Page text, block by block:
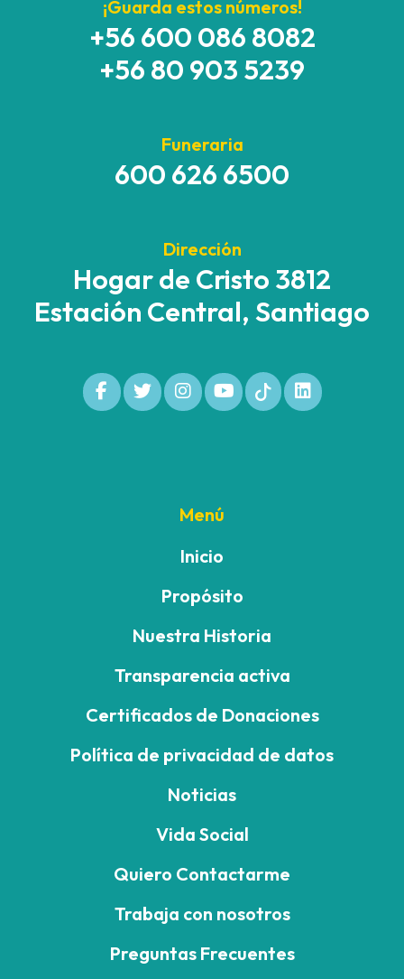
¡Guarda estos números!
+56 600 086 8082
+56 80 903 5239
Funeraria
600 626 6500
Dirección
Hogar de Cristo 3812
Estación Central, Santiago
Menú
Inicio
Propósito
Nuestra Historia
Transparencia activa
Certificados de Donaciones
Política de privacidad de datos
Noticias
Vida Social
Quiero Contactarme
Trabaja con nosotros
Preguntas Frecuentes